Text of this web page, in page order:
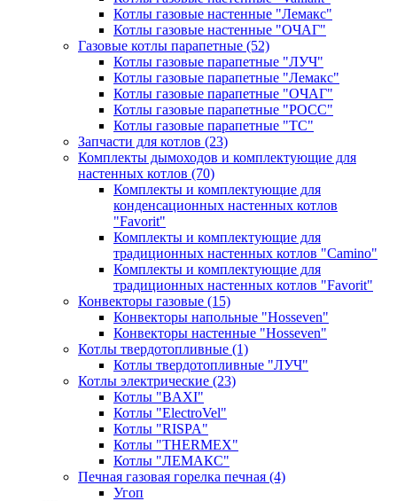
Котлы газовые настенные "Лемакс"
Котлы газовые настенные "ОЧАГ"
Газовые котлы парапетные (52)
Котлы газовые парапетные "ЛУЧ"
Котлы газовые парапетные "Лемакс"
Котлы газовые парапетные "ОЧАГ"
Котлы газовые парапетные "РОСС"
Котлы газовые парапетные "ТС"
Запчасти для котлов (23)
Комплекты дымоходов и комплектующие для
настенных котлов (70)
Комплекты и комплектующие для
конденсационных настенных котлов
"Favorit"
Комплекты и комплектующие для
традиционных настенных котлов "Camino"
Комплекты и комплектующие для
традиционных настенных котлов "Favorit"
Конвекторы газовые (15)
Конвекторы напольные "Hosseven"
Конвекторы настенные "Hosseven"
Котлы твердотопливные (1)
Котлы твердотопливные "ЛУЧ"
Котлы электрические (23)
Котлы "BAXI"
Котлы "ElectroVel"
Котлы "RISPA"
Котлы "THERMEX"
Котлы "ЛЕМАКС"
Печная газовая горелка печная (4)
Угоп